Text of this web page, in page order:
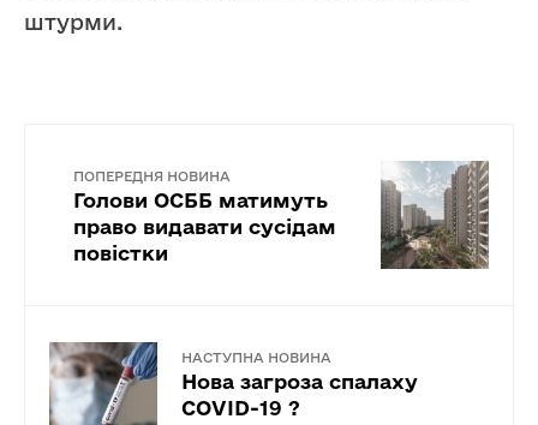
штурми.
ПОПЕРЕДНЯ НОВИНА
Голови ОСББ матимуть
право видавати сусідам
повістки
НАСТУПНА НОВИНА
Нова загроза спалаху
COVID-19 ?